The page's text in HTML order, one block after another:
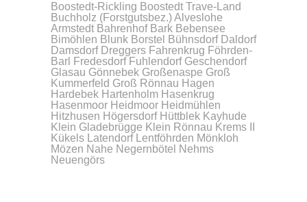
Boostedt-Rickling Boostedt Trave-Land
Buchholz (Forstgutsbez.)Alveslohe
Armstedt Bahrenhof Bark Bebensee
Bimöhlen Blunk Borstel Bühnsdorf Daldorf
Damsdorf Dreggers Fahrenkrug Föhrden-
Barl
Fredesdorf Fuhlendorf Geschendorf
Glasau Gönnebek Großenaspe Groß
Kummerfeld Groß Rönnau Hagen
Hardebek Hartenholm Hasenkrug
Hasenmoor Heidmoor Heidmühlen
Hitzhusen Högersdorf Hüttblek Kayhude
Klein Gladebrügge Klein Rönnau Krems II
Kükels
Latendorf Lentföhrden Mönkloh
Mözen Nahe Negernbötel
Nehms
Neuengörs